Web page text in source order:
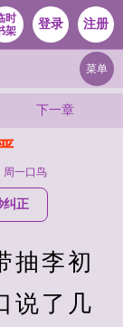
时
架
登录 注册
菜单
下一章
周一口鸟
纠正
李初
说了几